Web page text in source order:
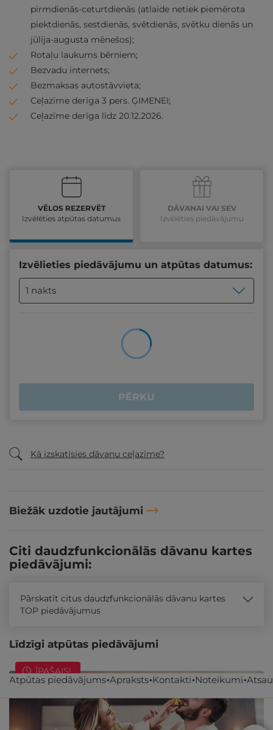
pirmdienās-ceturtdienās (atlaide netiek piemērota
piektdienās, sestdienās, svētdienās, svētku dienās un
jūlija-augusta mēnešos);
Rotaļu laukums bērniem;
Bezvadu internets;
Bezmaksas autostāvvieta;
Ceļazīme derīga 3 pers. ĢIMENEI;
Ceļazīme derīga līdz 20.12.2026.
VĒLOS REZERVĒT
Izvēlēties atpūtas datumus
DĀVANAI VAI SEV
Izvēlēties piedāvājumu
Izvēlieties piedāvājumu un atpūtas datumus:
1 nakts
PĒRKU
Kā izskatīsies dāvanu ceļazīme?
Biežāk uzdotie jautājumi
Atpūtas piedāvājums Apraksts Kontakti Noteikumi
Citi daudzfunkcionālās dāvanu kartes
piedāvājumi:
Pārskatīt citus daudzfunkcionālās dāvanu kartes
TOP piedāvājumus
Līdzīgi atpūtas piedāvājumi
ĪPAŠAIS!